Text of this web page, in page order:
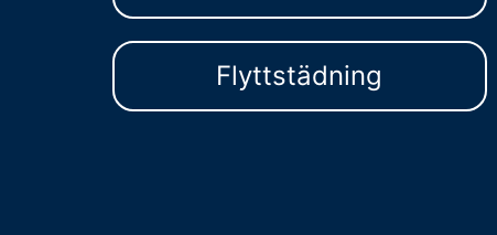
Flyttstädning